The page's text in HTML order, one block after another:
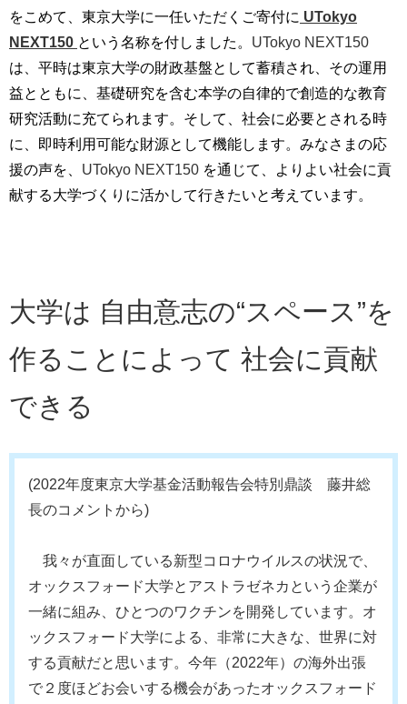
をこめて、東京大学に一任いただくご寄付に UTokyo
NEXT150 という名称を付しました。 UTokyo NEXT150
は、平時は東京大学の財政基盤として蓄積され、その運用
益とともに、基礎研究を含む本学の自律的で創造的な教育
研究活動に充てられます。そして、社会に必要とされる時
に、即時利用可能な財源として機能します。みなさまの応
援の声を、 UTokyo NEXT150 を通じて、よりよい社会に貢
献する大学づくりに活かして行きたいと考えています。
大学は 自由意志の“スペース”を
作ることによって 社会に貢献
できる
(2022年度東京大学基金活動報告会特別鼎談 藤井総
長のコメントから)
我々が直面している新型コロナウイルスの状況で、
オックスフォード大学とアストラゼネカという企業が
一緒に組み、ひとつのワクチンを開発しています。オ
ックスフォード大学による、非常に大きな、世界に対
する貢献だと思います。今年（2022年）の海外出張
で２度ほどお会いする機会があったオックスフォード